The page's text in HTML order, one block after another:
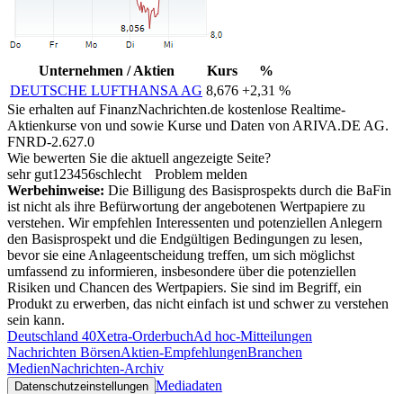
Unternehmen / Aktien Kurs
%
DEUTSCHE LUFTHANSA AG 8,676 +2,31 %
Sie erhalten auf FinanzNachrichten.de kostenlose Realtime-
Aktienkurse von und sowie Kurse und Daten von ARIVA.DE AG.
FNRD-2.627.0
Wie bewerten Sie die aktuell angezeigte Seite?
sehr gut1 23456schlecht
Problem melden
Werbehinweise: Die Billigung des Basisprospekts durch die BaFin
ist nicht als ihre Befürwortung der angebotenen Wertpapiere zu
verstehen. Wir empfehlen Interessenten und potenziellen Anlegern
den Basisprospekt und die Endgültigen Bedingungen zu lesen,
bevor sie eine Anlageentscheidung treffen, um sich möglichst
umfassend zu informieren, insbesondere über die potenziellen
Risiken und Chancen des Wertpapiers. Sie sind im Begriff, ein
Produkt zu erwerben, das nicht einfach ist und schwer zu verstehen
sein kann.
Deutschland 40Xetra-OrderbuchAd hoc-Mitteilungen
Nachrichten BörsenAktien-EmpfehlungenBranchen
MedienNachrichten-Archiv
Datenschutzeinstellungen Mediadaten